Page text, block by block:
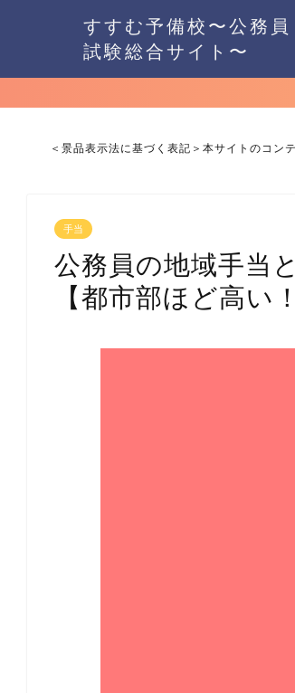
すすむ予備校〜公務員
試験総合サイト〜
＜景品表示法に基づく表記＞本サイトのコン
手当
公務員の地域手当
【都市部ほど高い